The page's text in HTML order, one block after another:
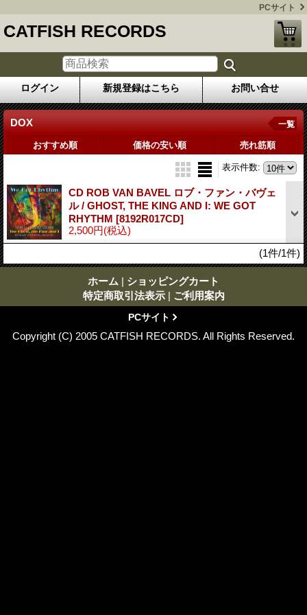
PCサイト
CATFISH RECORDS
ログイン 新規登録はこちら お問い合せ
DOX 一覧
おすすめ順 価格の安い順 売れ筋順
表示件数:
CD ROB VAN BAVEL ロブ・ファン・バヴェ
ル / GHOST, THE KING AND I: WE GOT
RHYTHM [8192R017CD]
2,500円(税込)
(1件/1件)
ホーム | ショッピングカート
特定商取引法表示 | ご利用案内
PCサイト
Copyright (C) 2005 CATFISH RECORDS. All Rights Reserved.